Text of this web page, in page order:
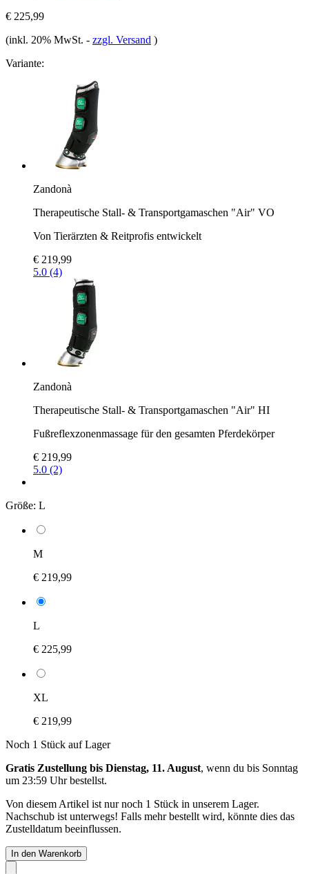
€ 225,99
(inkl. 20% MwSt. - zzgl. Versand )
Variante:
Zandonà
Therapeutische Stall- & Transportgamaschen "Air" VO
Von Tierärzten & Reitprofis entwickelt
€ 219,99
5.0 (4)
Zandonà
Therapeutische Stall- & Transportgamaschen "Air" HI
Fußreflexzonenmassage für den gesamten Pferdekörper
€ 219,99
5.0 (2)
Größe: L
M
€ 219,99
L
€ 225,99
XL
€ 219,99
Noch 1 Stück auf Lager
Gratis Zustellung bis Dienstag, 11. August, wenn du bis Sonntag
um 23:59 Uhrbestellst.
Von diesem Artikel ist nur noch 1 Stück in unserem Lager.
Nachschub ist unterwegs! Falls mehr bestellt wird, könnte dies das
Zustelldatum beeinflussen.
In den Warenkorb